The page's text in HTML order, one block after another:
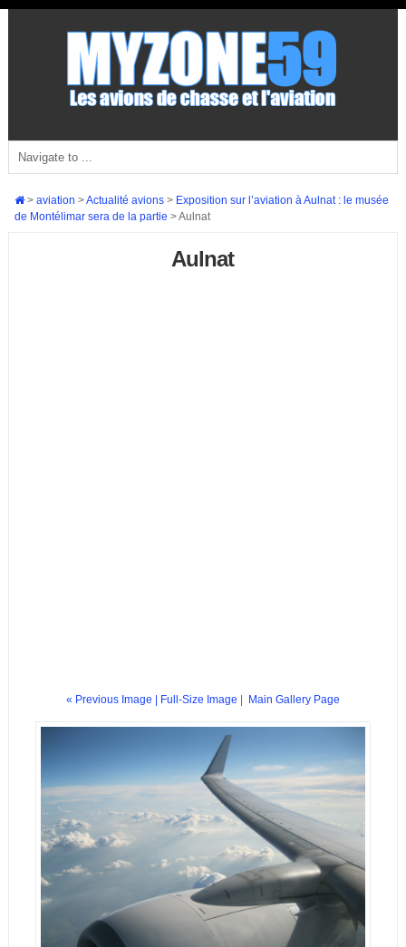
> aviation >Actualité avions> Exposition sur l’aviation à Aulnat : le musée
de Montélimar sera de la partie >Aulnat
Aulnat
« Previous Image | Full-Size Image Main Gallery Page